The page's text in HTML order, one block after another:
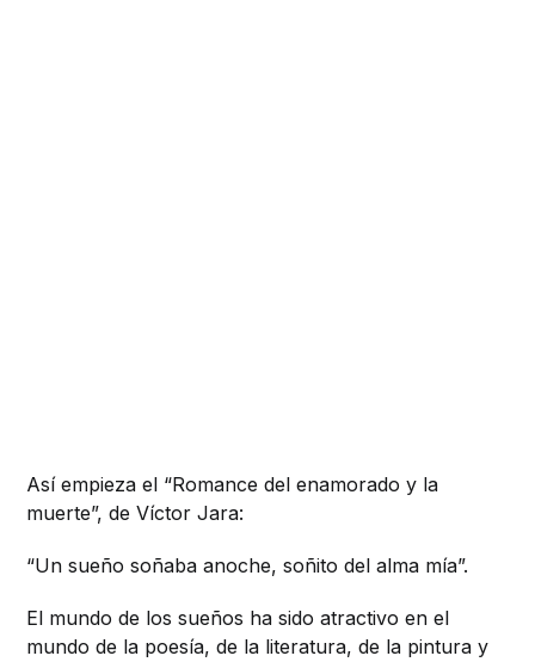
Así empieza el “Romance del enamorado y la
muerte”, de Víctor Jara:
“Un sueño soñaba anoche, soñito del alma mía”.
El mundo de los sueños ha sido atractivo en el
mundo de la poesía, de la literatura, de la pintura y